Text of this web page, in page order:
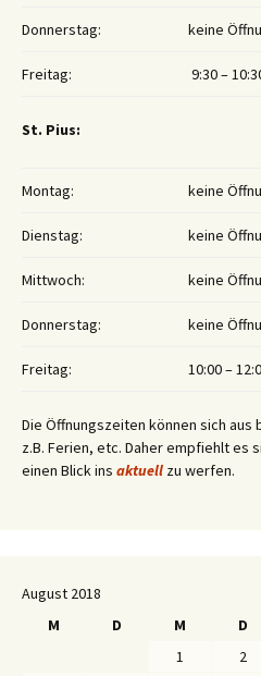
Donnerstag: keine
Freitag: 9:30 –
St. Pius:
Montag: keine
Dienstag: keine
Mittwoch: keine
Donnerstag: keine
Freitag: 10:00 –
Die Öffnungszeiten können sich aus
z.B. Ferien, etc. Daher empfiehlt es
einen Blick ins aktuell zu werfen.
August 2018
M
D M D
1
2